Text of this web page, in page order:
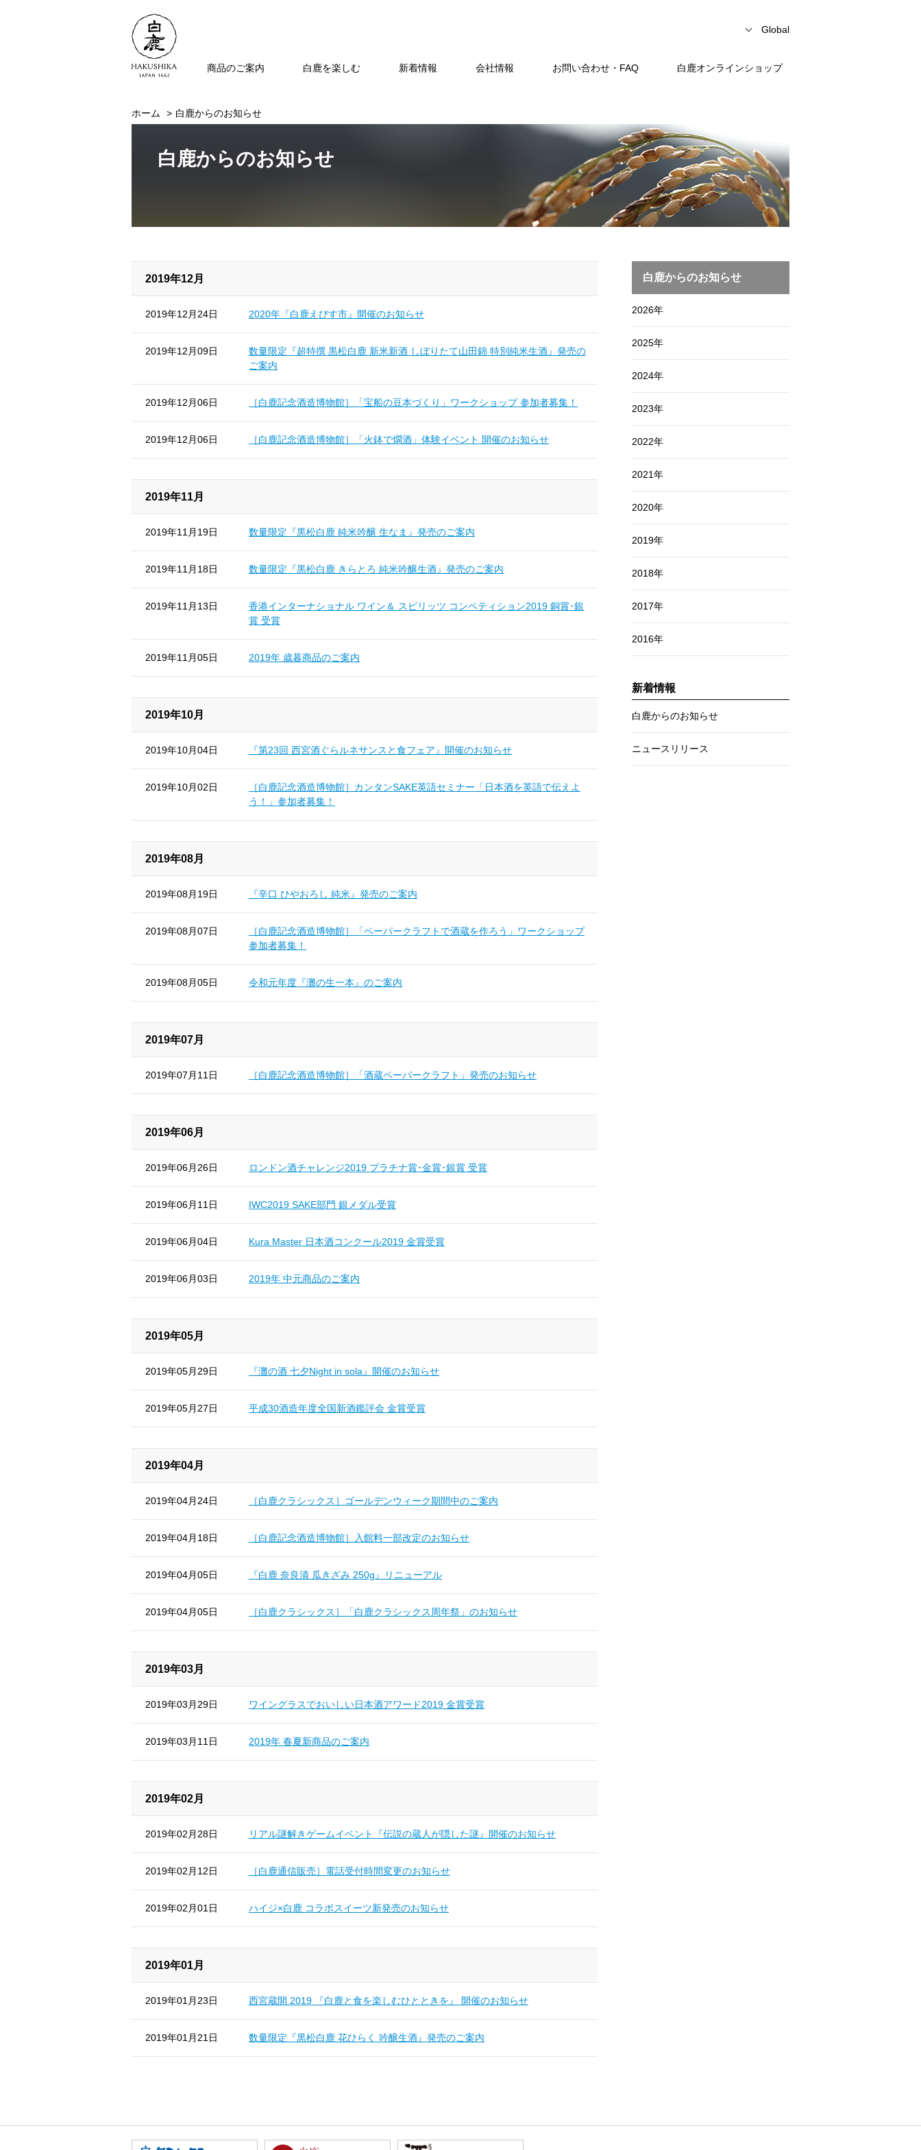
Global
商品のご案内 白鹿を楽しむ 新着情報 会社情報 お問い合わせ・FAQ 白鹿オンラインショップ
ホーム 白鹿からのお知らせ
白鹿からのお知らせ
2019年12月
2019年12月24日 2020年『白鹿えびす市』開催のお知らせ
2019年12月09日
数量限定『超特撰 黒松白鹿 新米新酒 しぼりたて山田錦 特別純米生酒』発売の
ご案内
2019年12月06日 ［白鹿記念酒造博物館］「宝船の豆本づくり」ワークショップ 参加者募集！
2019年12月06日 ［白鹿記念酒造博物館］「火鉢で燗酒」体験イベント 開催のお知らせ
2019年11月
2019年11月19日 数量限定『黒松白鹿 純米吟醸 生なま』発売のご案内
2019年11月18日 数量限定『黒松白鹿 きらとろ 純米吟醸生酒』発売のご案内
2019年11月13日
香港インターナショナル ワイン＆ スピリッツ コンペティション2019 銅賞･銀
賞 受賞
2019年11月05日 2019年 歳暮商品のご案内
2019年10月
2019年10月04日 『第23回 西宮酒ぐらルネサンスと食フェア』開催のお知らせ
2019年10月02日
［白鹿記念酒造博物館］カンタンSAKE英語セミナー「日本酒を英語で伝えよ
う！」参加者募集！
2019年08月
2019年08月19日 『辛口 ひやおろし 純米』発売のご案内
2019年08月07日
［白鹿記念酒造博物館］「ペーパークラフトで酒蔵を作ろう」ワークショップ
参加者募集！
2019年08月05日 令和元年度『灘の生一本』のご案内
2019年07月
2019年07月11日 ［白鹿記念酒造博物館］「酒蔵ペーパークラフト」発売のお知らせ
2019年06月
2019年06月26日 ロンドン酒チャレンジ2019 プラチナ賞･金賞･銀賞 受賞
2019年06月11日 IWC2019 SAKE部門 銀メダル受賞
2019年06月04日 Kura Master 日本酒コンクール2019 金賞受賞
2019年06月03日 2019年 中元商品のご案内
2019年05月
2019年05月29日 『灘の酒 七夕Night in sola』開催のお知らせ
2019年05月27日 平成30酒造年度全国新酒鑑評会 金賞受賞
2019年04月
2019年04月24日 ［白鹿クラシックス］ゴールデンウィーク期間中のご案内
2019年04月18日 ［白鹿記念酒造博物館］入館料一部改定のお知らせ
2019年04月05日 『白鹿 奈良漬 瓜きざみ 250g』リニューアル
2019年04月05日 ［白鹿クラシックス］「白鹿クラシックス周年祭」のお知らせ
2019年03月
2019年03月29日 ワイングラスでおいしい日本酒アワード2019 金賞受賞
2019年03月11日 2019年 春夏新商品のご案内
2019年02月
2019年02月28日 リアル謎解きゲームイベント『伝説の蔵人が隠した謎』開催のお知らせ
2019年02月12日 ［白鹿通信販売］電話受付時間変更のお知らせ
2019年02月01日 ハイジ×白鹿 コラボスイーツ新発売のお知らせ
2019年01月
2019年01月23日 西宮蔵開 2019 『白鹿と食を楽しむひとときを』 開催のお知らせ
2019年01月21日 数量限定『黒松白鹿 花ひらく 吟醸生酒』発売のご案内
白鹿からのお知らせ
2026年
2025年
2024年
2023年
2022年
2021年
2020年
2019年
2018年
2017年
2016年
新着情報
白鹿からのお知らせ
ニュースリリース